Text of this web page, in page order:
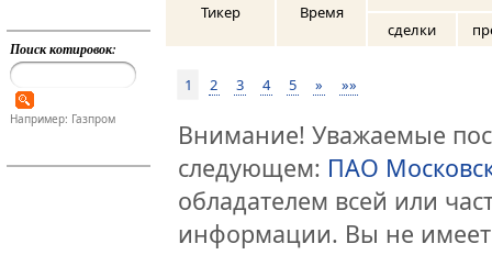
Поиск котировок:
Например: Газпром
Тикер
Время
сделки
1 2 3 4 5 » »»
Внимание! Уважаемые
следующем: ПАО
обладателем всей или
информации. Вы не